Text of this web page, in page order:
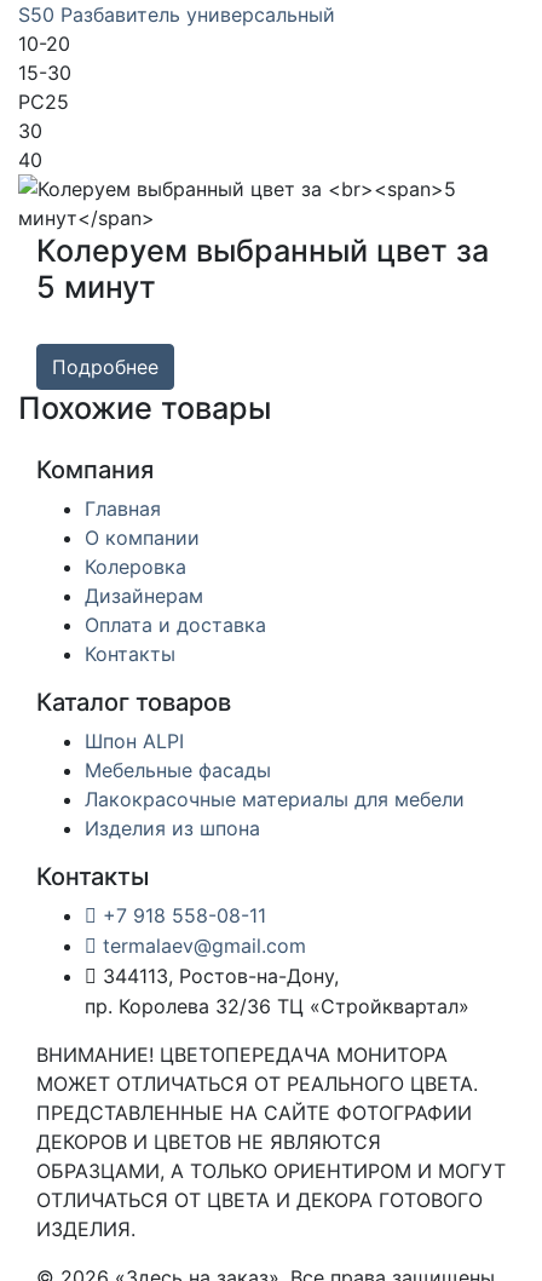
S50 Разбавитель универсальный
10-20
15-30
PC25
30
40
Колеруем выбранный цвет за
5 минут
Подробнее
Похожие товары
Компания
Главная
О компании
Колеровка
Дизайнерам
Оплата и доставка
Контакты
Каталог товаров
Шпон ALPI
Мебельные фасады
Лакокрасочные материалы для мебели
Изделия из шпона
Контакты
+7 918 558-08-11
termalaev@gmail.com
344113, Ростов-на-Дону,
пр. Королева 32/36 ТЦ «Стройквартал»
ВНИМАНИЕ! ЦВЕТОПЕРЕДАЧА МОНИТОРА
МОЖЕТ ОТЛИЧАТЬСЯ ОТ РЕАЛЬНОГО ЦВЕТА.
ПРЕДСТАВЛЕННЫЕ НА САЙТЕ ФОТОГРАФИИ
ДЕКОРОВ И ЦВЕТОВ НЕ ЯВЛЯЮТСЯ
ОБРАЗЦАМИ, А ТОЛЬКО ОРИЕНТИРОМ И МОГУТ
ОТЛИЧАТЬСЯ ОТ ЦВЕТА И ДЕКОРА ГОТОВОГО
ИЗДЕЛИЯ.